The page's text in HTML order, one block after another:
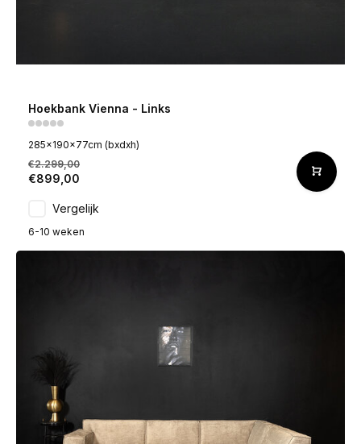
Hoekbank Vienna - Links
285x190x77cm (bxdxh)
€2.299,00
€899,00
Vergelijk
6-10 weken